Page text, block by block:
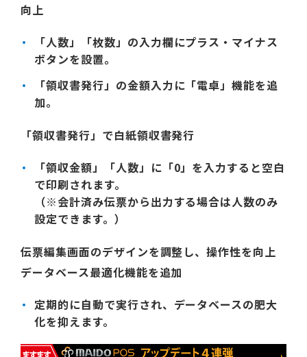
向上
「人数」「枚数」の入力欄にプラス・マイナス
ボタンを設置。
「領収書発行」の金額入力に「電卓」機能を追
加。
「領収書発行」で白紙領収書発行
「領収金額」「人数」に「0」を入力すると空白
で印刷されます。
（※会計済み伝票から出力する場合は人数のみ
設定できます。）
伝票編集画面のデザインを調整し、操作性を向上
データベース最適化機能を追加
定期的に自動で実行され、データベースの肥大
化を抑えます。